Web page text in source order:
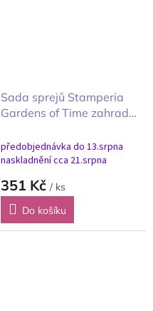
Sada sprejů Stamperia
Gardens of Time zahrady
předobjednávka do 13.srpna
naskladnění cca 21.srpna
351 Kč / ks
Do košíku